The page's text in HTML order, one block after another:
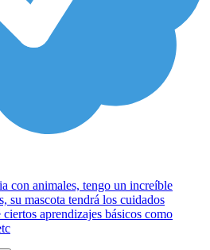
con animales, tengo un increíble
su mascota tendrá los cuidados
aprendizajes básicos como